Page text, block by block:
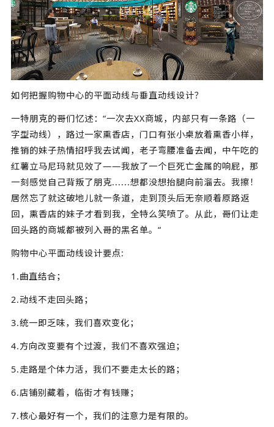
如何把握购物中心的平面动线与垂直动线设计？
一特朋克的哥们忆述：“一次去XX商城，内部只有一条路（一
字型动线），路过一家熏香店，门口有张小桌放着熏香小样，
推销的妹子热情招呼我去试闻，老子弯腰准备去闻，中午吃的
红薯立马尼玛就见效了——我放了一个巨死亡金属的响屁，那
一刻感觉自己背叛了朋克......想都没想抬腿向前溜去。我擦！
居然忘了就这破地儿就一条道，走到顶头后无奈顺着原路返
回，熏香店的妹子才看到我，全特么笑喷了。从此，哥们让走
回头路的商城都被列入哥的黑名单。“
购物中心平面动线设计要点:
1.曲直结合；
2.动线不走回头路；
3.统一即乏味，我们喜欢变化；
4.方向改变要有个过渡，我们不喜欢强迫；
5.走路是个体力活，我们不要走太长的路；
6.店铺别藏着，临街才有钱赚；
7.核心最好有一个，我们的注意力是有限的。